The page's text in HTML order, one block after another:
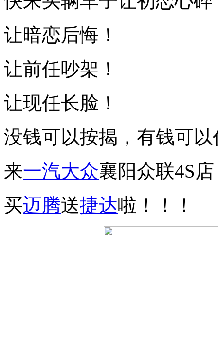
让暗恋后悔！
让前任吵架！
让现任长脸！
没钱可以按揭，有钱可以
来一汽大众襄阳众联4S
买迈腾送捷达啦！！！